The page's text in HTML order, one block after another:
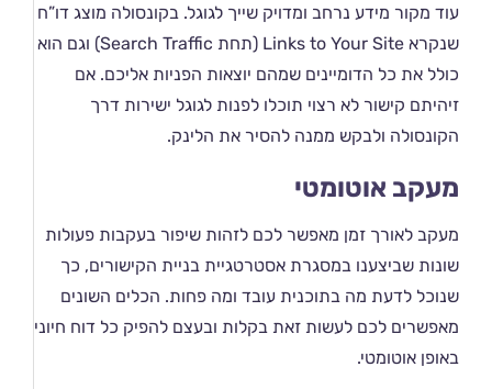
עוד מקור מידע נרחב ומדויק שייך לגוגל. בקונסולה מוצג דו”ח
שנקרא Links to Your Site (תחת Search Traffic) וגם הוא
כולל את כל הדומיינים שמהם יוצאות הפניות אליכם. אם
זיהיתם קישור לא רצוי תוכלו לפנות לגוגל ישירות דרך
הקונסולה ולבקש ממנה להסיר את הלינק.
מעקב אוטומטי
מעקב לאורך זמן מאפשר לכם לזהות שיפור בעקבות פעולות
שונות שביצענו במסגרת אסטרטגיית בניית הקישורים, כך
שנוכל לדעת מה בתוכנית עובד ומה פחות. הכלים השונים
מאפשרים לכם לעשות זאת בקלות ובעצם להפיק כל דוח חיוני
באופן אוטומטי.